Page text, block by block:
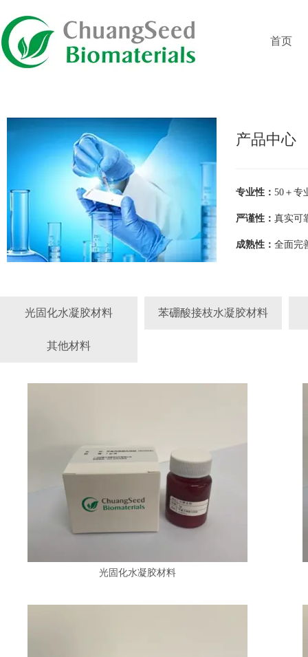
首页
产品中心
专业性： 50＋专
严谨性： 真实可
成熟性： 全面完
光固化水凝胶材料 苯硼酸接枝水凝胶材料
其他材料
光固化水凝胶材料